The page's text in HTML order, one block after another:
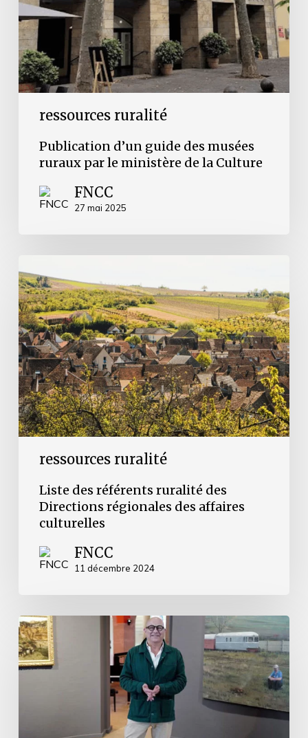
ressources ruralité
le
ministère
de
la
Culture
Publication d’un guide des musées
ruraux par le ministère de la Culture
FNCC
27 mai 2025
ressources ruralité
des
référents
ruralité
des
Directions
régionales
des
affaires
culturelles
Liste des référents ruralité des
Directions régionales des affaires
culturelles
FNCC
11 décembre 2024
Culture
et
ruralité
: